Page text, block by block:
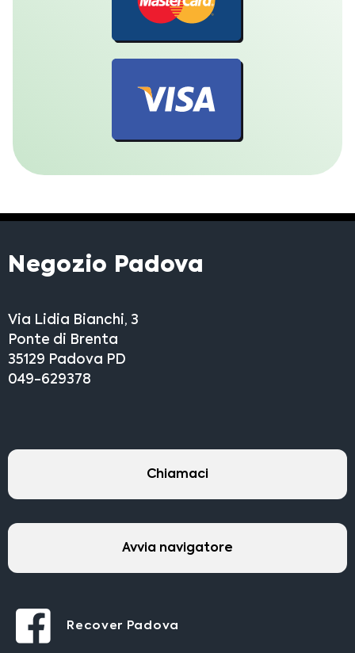
Negozio Padova
Via Lidia Bianchi, 3
Ponte di Brenta
35129 Padova PD
049-629378
Chiamaci
Avvia navigatore
Recover Padova